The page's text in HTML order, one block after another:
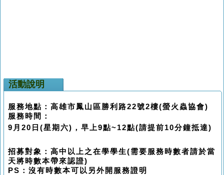
活動說明
服務地點：高雄市鳳山區勝利路22號2樓(螢火蟲協會)
服務時間：
9月20日(星期六)，早上9點~12點(請提前10分鐘抵達)
招募對象：高中以上之在學學生(需要服務時數者請於當
天將時數本帶來認證)
PS：沒有時數本可以另外開服務證明